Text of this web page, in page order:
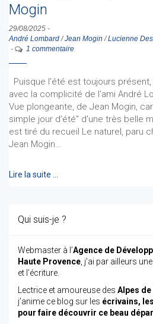
Mogin
29/08/2025 -
André Lombard /Jean Mogin /Lucienne
-
1 commentaire
Puisque l'été est toujours
avec la complicité de l'ami André
Vue plongeante, de Jean Mogin,
simple jour d’été" d'une très belle
est tiré du recueil Le naturel, paru
Jean Mogin…
Lire la suite …
Qui suis-je ?
Webmaster à l’Agence de
Haute Provence , j’ai par ailleurs
et l’écriture.
Lectrice et amoureuse des Alpes
j’anime ce blog sur les écrivains,
pour faire découvrir ce beau